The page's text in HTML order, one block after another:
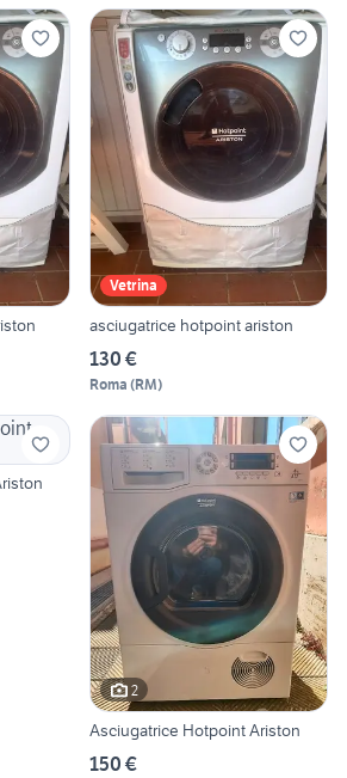
Vetrina
asciugatrice hotpoint ariston
130 €
Roma (RM)
2
Asciugatrice Hotpoint Ariston
150 €